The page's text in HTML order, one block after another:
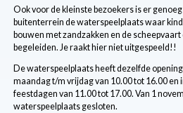
Ook voor de kleinste bezoekers is er
buitenterrein de waterspeelplaats waar
bouwen met zandzakken en de
begeleiden. Je raakt hier niet uitgespeeld!!
De waterspeelplaats heeft dezelfde
maandag t/m vrijdag van 10.00 tot 16.00 en
feestdagen van 11.00 tot 17.00. Van 1
waterspeelplaats gesloten.